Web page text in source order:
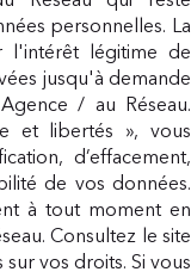
personnelles. La
l'intérêt légitime de
jusqu'à demande
/ au Réseau.
et libertés », vous
d’effacement,
de vos données.
à tout moment en
Consultez le site
vos droits. Si vous